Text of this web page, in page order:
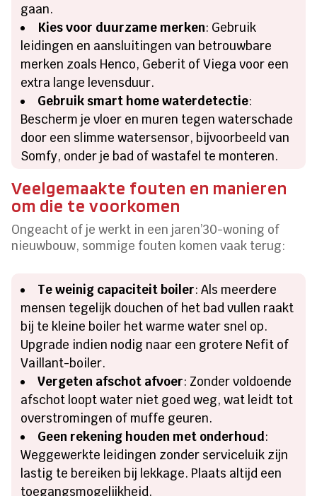
gaan.
Kies voor duurzame merken: Gebruik
leidingen en aansluitingen van betrouwbare
merken zoals Henco, Geberit of Viega voor een
extra lange levensduur.
Gebruik smart home waterdetectie:
Bescherm je vloer en muren tegen waterschade
door een slimme watersensor, bijvoorbeeld van
Somfy, onder je bad of wastafel te monteren.
Veelgemaakte fouten en manieren
om die te voorkomen
Ongeacht of je werkt in een jaren’30-woning of
nieuwbouw, sommige fouten komen vaak terug:
Te weinig capaciteit boiler: Als meerdere
mensen tegelijk douchen of het bad vullen raakt
bij te kleine boiler het warme water snel op.
Upgrade indien nodig naar een grotere Nefit of
Vaillant-boiler.
Vergeten afschot afvoer: Zonder voldoende
afschot loopt water niet goed weg, wat leidt tot
overstromingen of muffe geuren.
Geen rekening houden met onderhoud:
Weggewerkte leidingen zonder serviceluik zijn
lastig te bereiken bij lekkage. Plaats altijd een
toegangsmogelijkheid.